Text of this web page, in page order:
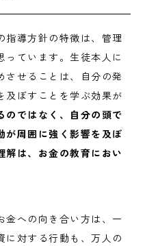
指導方針の特徴は、管理
ています。生徒本人に
させることは、自分の発
及ぼすことを学ぶ効果が
のではなく、自分の頭で
が周囲に強く影響を及ぼ
解は、お金の教育におい
金への向き合い方は、一
に対する行動も、万人の